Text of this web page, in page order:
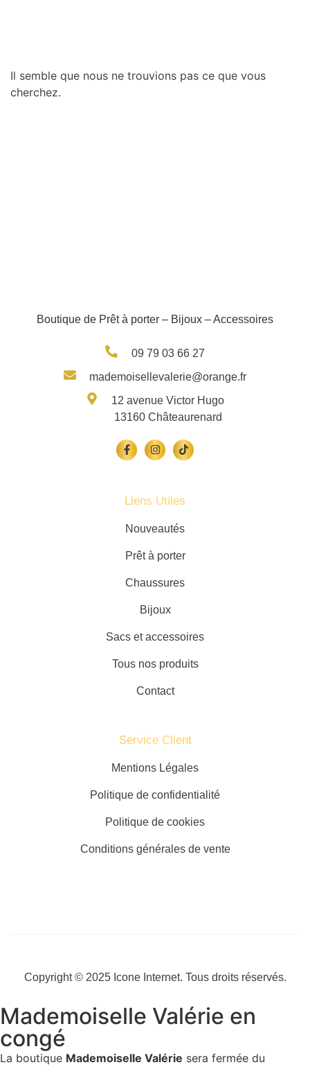
Il semble que nous ne trouvions pas ce que vous
cherchez.
Boutique de Prêt à porter – Bijoux – Accessoires
09 79 03 66 27
mademoisellevalerie@orange.fr
12 avenue Victor Hugo
13160 Châteaurenard
Liens Utiles
Nouveautés
Prêt à porter
Chaussures
Bijoux
Sacs et accessoires
Tous nos produits
Contact
Service Client​
Mentions Légales
Politique de confidentialité
Politique de cookies
Conditions générales de vente
Copyright © 2025 Icone Internet. Tous droits réservés.
Mademoiselle Valérie en
congé
La boutique Mademoiselle Valérie sera fermée du